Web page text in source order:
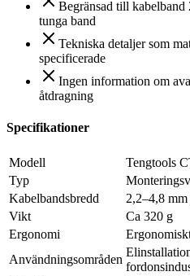
Begränsad till
tunga band
Tekniska detaljer som
specificerade
Ingen information om
åtdragning
Specifikationer
Modell
Tengtools
Typ
Kabelbandsbredd
2,2–4,8
Vikt
Ca 320 g
Ergonomi
Användningsområden